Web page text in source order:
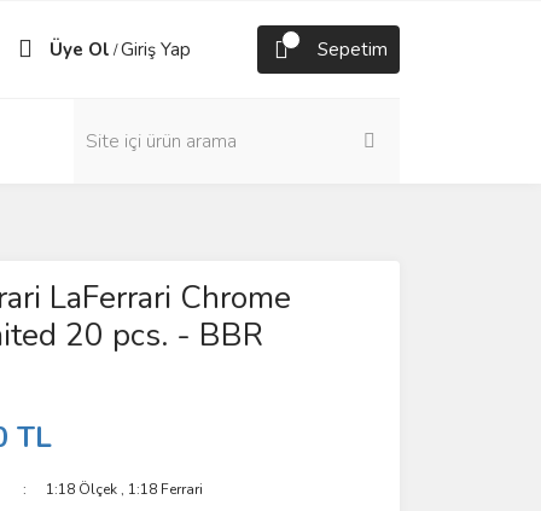
Üye Ol /Giriş Yap Sepetim
LaFerrari Chrome
20 pcs. - BBR
TL
1:18 Ölçek , 1:18 Ferrari